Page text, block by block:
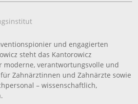
und engagierten
steht das Kantorowicz
verantwortungsvolle und
Zahnärztinnen und Zahnärzte sowie
– wissenschaftlich,